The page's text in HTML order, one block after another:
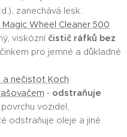
zanechává lesk.
Wheel Cleaner 500
viskózní čistič ráfků bez
pro jemné a důkladné
a nečistot Koch
- odstraňuje
vozidel,
odstraňuje oleje a jiné